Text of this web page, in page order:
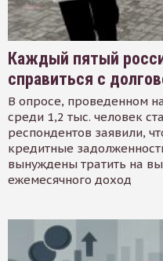
Каждый пятый
справиться с
В опросе, проведенном
среди 1,2 тыс. человек
респондентов заявили,
кредитные
вынуждены тратить на
ежемесячного доход